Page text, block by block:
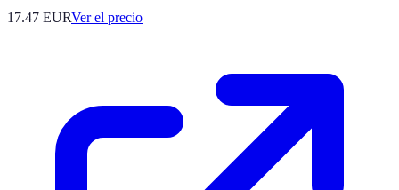
17.47 EURVer el precio